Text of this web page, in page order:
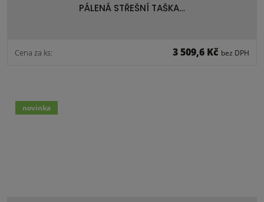
PÁLENÁ STŘEŠNÍ TAŠKA…
Cena za ks: 3 509,6 Kč bez DPH
novinka